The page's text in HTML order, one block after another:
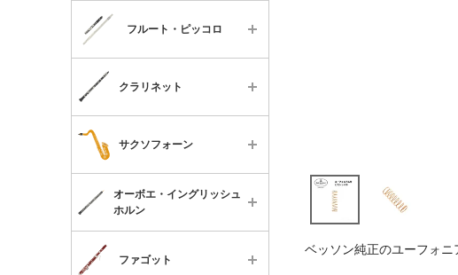
《DAC主催》コンサートチケ
ピッコロ
特殊管クラリネット
バスクラリネット
ソプラノサックス
テナーサックス
バリトンサックス
すべて
チューナー・メトロノーム
メンテナンス用品
書籍
チケット
フルート・ピッコロ
すべて
メンテナンス用品
便利なグッズ
教本・楽譜・書籍
クラリネット
楽器本体
ケースカバー・ケース
スピース
サクソフォーン
楽器本体
ケース
オーボエ・イングリッシュ
ホルン
すべて
ファゴット
ベッソン純正のユーフォニ